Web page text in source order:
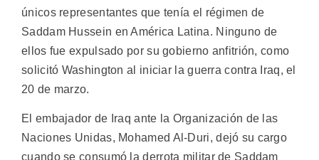
únicos representantes que tenía el régimen de
Saddam Hussein en América Latina. Ninguno de
ellos fue expulsado por su gobierno anfitrión, como
solicitó Washington al iniciar la guerra contra Iraq, el
20 de marzo.
El embajador de Iraq ante la Organización de las
Naciones Unidas, Mohamed Al-Duri, dejó su cargo
cuando se consumó la derrota militar de Saddam